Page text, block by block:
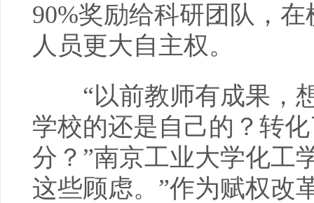
90%奖励给科研团队，
人员更大自主权。
“以前教师有成果，
学校的还是自己的？转
分？”南京工业大学化工
这些顾虑。”作为赋权改